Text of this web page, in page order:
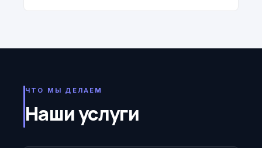
ЧТО МЫ ДЕЛАЕМ
Наши услуги